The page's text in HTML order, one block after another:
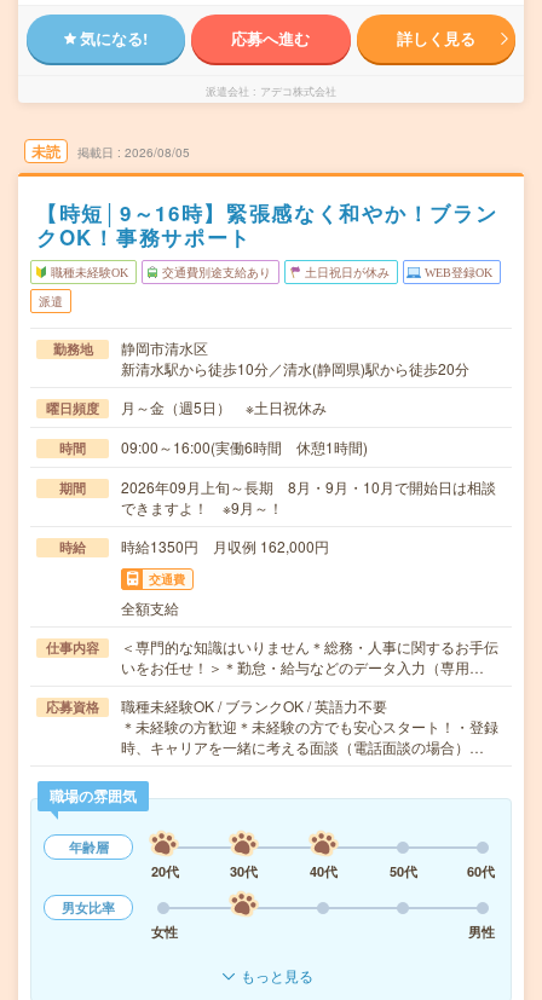
気になる! 応募へ進む 詳しく見る
派遣会社 アデコ株式会社
未読 掲載日 2026/08/05
【時短│9～16時】緊張感なく和やか！ブラン
クOK！事務サポート
職種未経験OK 交通費別途支給あり 土日祝日が休み WEB登録OK
派遣
勤務地
静岡市清水区
新清水駅から徒歩10分／清水(静岡県)駅から徒歩20分
曜日頻度 月～金（週5日） ※土日祝休み
時間 09:00～16:00(実働6時間 休憩1時間)
期間
2026年09月上旬～長期 8月・9月・10月で開始日は相談
できますよ！ ※9月～！
時給 時給1350円 月収例 162,000円
交通費
全額支給
仕事内容
＜専門的な知識はいりません＊総務・人事に関するお手伝
いをお任せ！＞＊勤怠・給与などのデータ入力（専用…
応募資格
職種未経験OK / ブランクOK / 英語力不要
＊未経験の方歓迎＊未経験の方でも安心スタート！・登録
時、キャリアを一緒に考える面談（電話面談の場合）…
職場の雰囲気
年齢層
20代
30代 40代 50代
60代
男女比率
女性
男性
もっと見る